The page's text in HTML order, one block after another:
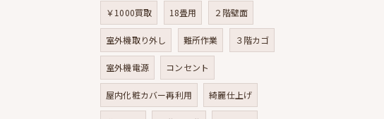
￥1000買取 18畳用 ２階壁面
室外機取り外し 難所作業 ３階カゴ
室外機電源 コンセント
屋内化粧カバー再利用 綺麗仕上げ